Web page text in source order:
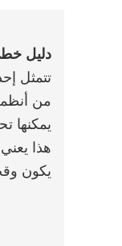
دليل
تتمثل
من
يمكنها
هذا
يكون